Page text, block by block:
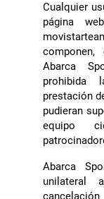
Cualquier
página
Abarca
prohibida
prestación
pudieran
equipo
Abarca
unilateral